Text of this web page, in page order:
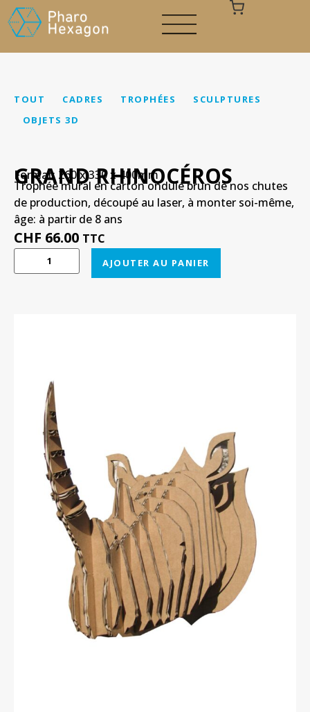
TOUT CADRES TROPHÉES
SCULPTURES
OBJETS 3D
GRAND RHINOCÉROS
Format: 260 x 330 x 400mm
Trophée mural en carton ondulé brun de nos chutes
de production, découpé au laser, à monter soi-même,
âge: à partir de 8 ans
CHF 66.00 TTC
AJOUTER AU PANIER